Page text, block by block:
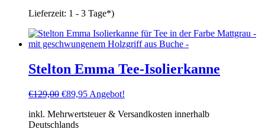
Lieferzeit: 1 - 3 Tage*)
Stelton Emma Tee-Isolierkanne
€129,00 Ursprünglicher
war:
€129,00
€89,95Aktueller
ist:
Angebot!
inkl. Mehrwertsteuer & Versandkosten innerhalb
Deutschlands